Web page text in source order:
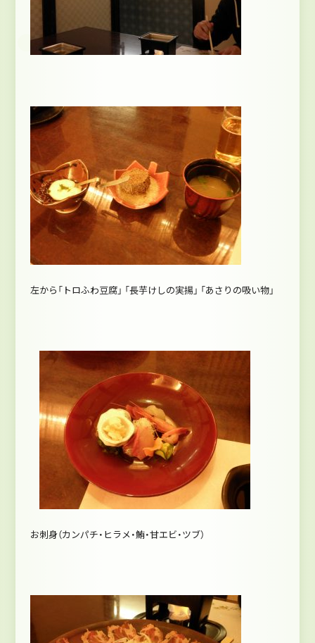
左から「トロふわ豆腐」 「長芋けしの実揚」 「あさりの吸い物」
お刺身（カンパチ・ヒラメ・鮪・甘エビ・ツブ）